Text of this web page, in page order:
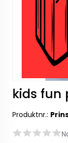
kids fun
Produktnr.: